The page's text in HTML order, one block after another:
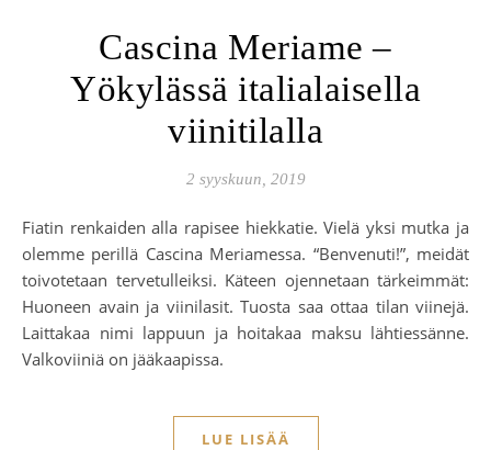
Cascina Meriame –
Yökylässä italialaisella
viinitilalla
2 syyskuun, 2019
Fiatin renkaiden alla rapisee hiekkatie. Vielä yksi mutka ja
olemme perillä Cascina Meriamessa. “Benvenuti!”, meidät
toivotetaan tervetulleiksi. Käteen ojennetaan tärkeimmät:
Huoneen avain ja viinilasit. Tuosta saa ottaa tilan viinejä.
Laittakaa nimi lappuun ja hoitakaa maksu lähtiessänne.
Valkoviiniä on jääkaapissa.
LUE LISÄÄ